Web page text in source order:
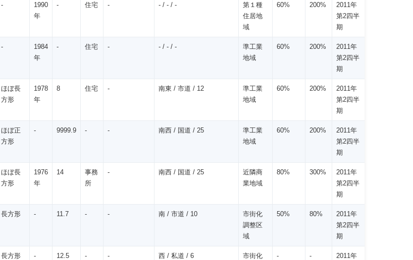
-
1990
年
- 住宅 - - / - / -
第１種
住居地
域
60% 200%
2011年
第2四半
期
-
1984
年
- 住宅 - - / - / -
準工業
地域
60% 200%
2011年
第2四半
期
ほぼ長
方形
1978
年
8 住宅 - 南東 / 市道 / 12
準工業
地域
60% 200%
2011年
第2四半
期
ほぼ正
方形
- 9999.9 - - 南西 / 国道 / 25
準工業
地域
60% 200%
2011年
第2四半
期
ほぼ長
方形
1976
年
14
事務
所
- 南西 / 国道 / 25
近隣商
業地域
80% 300%
2011年
第2四半
期
長方形 - 11.7 - - 南 / 市道 / 10
市街化
調整区
域
50% 80%
2011年
第2四半
期
長方形 - 12.5 - - 西 / 私道 / 6
市街化
- -
2011年